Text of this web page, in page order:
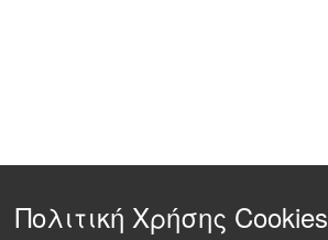
Πολιτική Χρήσης Cookies